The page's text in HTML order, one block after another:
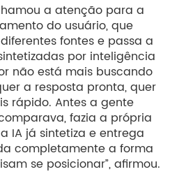
a atenção para a
do usuário, que
fontes e passa a
por inteligência
não está mais buscando
a resposta pronta, quer
rápido. Antes a gente
fazia a própria
IA já sintetiza e entrega
completamente a forma
se posicionar”, afirmou.